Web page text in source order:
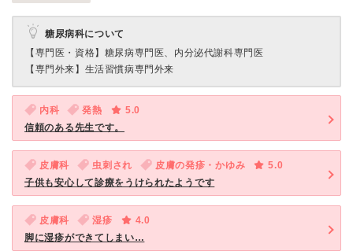
糖尿病科について
【専門医・資格】 糖尿病専門医、内分泌代謝科専門医
【専門外来】 生活習慣病専門外来
内科 発熱
5.0
信頼のある先生です。
皮膚科 虫刺され 皮膚の発疹・かゆみ
5.0
子供も安心して診療をうけられたようです
皮膚科 湿疹
4.0
脚に湿疹ができてしまい…